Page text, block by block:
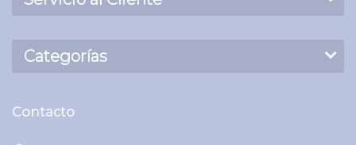
Categorías
Contacto